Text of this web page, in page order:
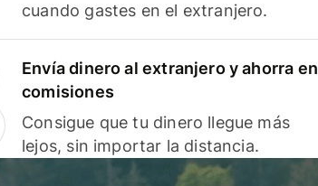
cuando gastes en el extranjero.
Envía dinero al extranjero y ahorra en
comisiones
Consigue que tu dinero llegue más
lejos, sin importar la distancia.